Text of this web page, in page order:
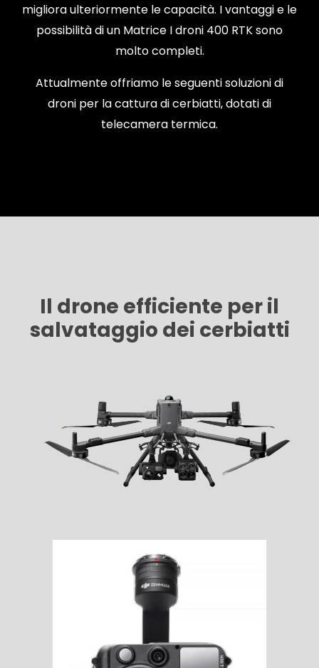
migliora ulteriormente le capacità. I ​​vantaggi e le
possibilità di un Matrice I droni 400 RTK sono
molto completi.
Attualmente offriamo le seguenti soluzioni di
droni per la cattura di cerbiatti, dotati di
telecamera termica.
Il drone efficiente per il
salvataggio dei cerbiatti